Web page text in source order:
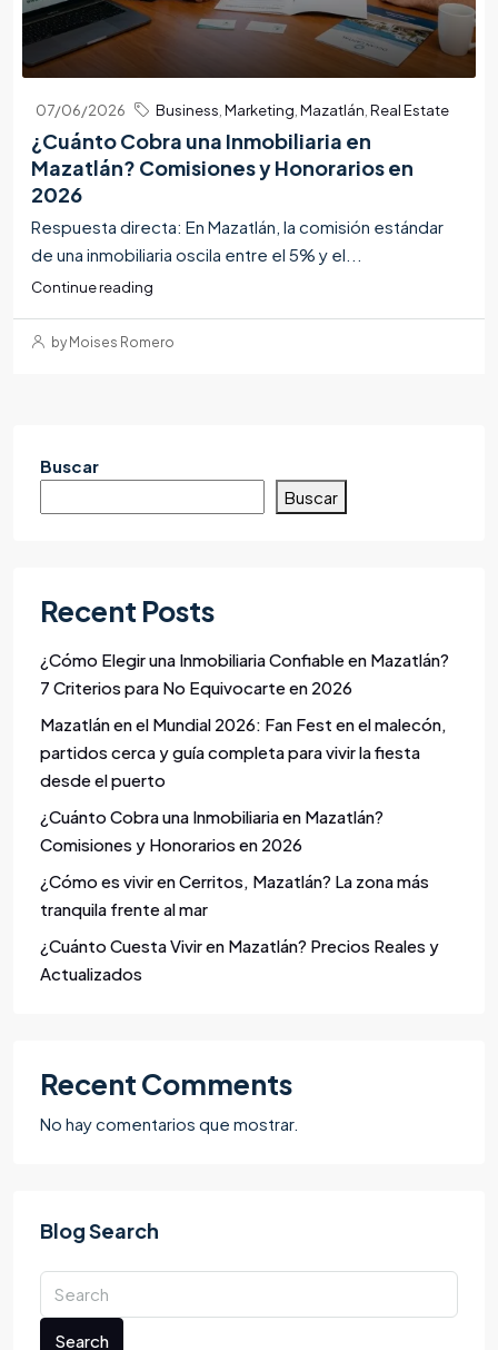
07/06/2026 Business Marketing Mazatlán Real Estate
¿Cuánto Cobra una Inmobiliaria en
Mazatlán? Comisiones y Honorarios en
2026
Respuesta directa: En Mazatlán, la comisión estándar
de una inmobiliaria oscila entre el 5% y el...
Continue reading
by Moises Romero
Buscar
Buscar
Recent Posts
¿Cómo Elegir una Inmobiliaria Confiable en Mazatlán?
7 Criterios para No Equivocarte en 2026
Mazatlán en el Mundial 2026: Fan Fest en el malecón,
partidos cerca y guía completa para vivir la fiesta
desde el puerto
¿Cuánto Cobra una Inmobiliaria en Mazatlán?
Comisiones y Honorarios en 2026
¿Cómo es vivir en Cerritos, Mazatlán? La zona más
tranquila frente al mar
¿Cuánto Cuesta Vivir en Mazatlán? Precios Reales y
Actualizados
Recent Comments
No hay comentarios que mostrar.
Blog Search
Search